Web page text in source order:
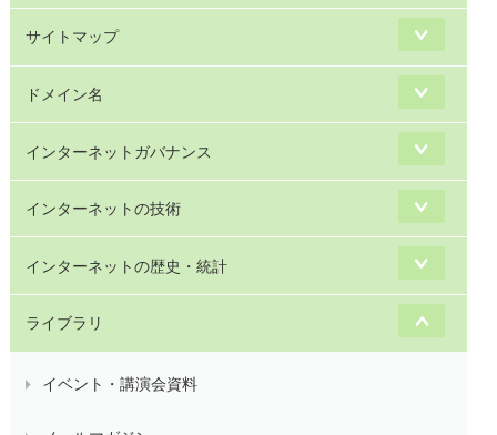
サイトマップ
ドメイン名
インターネットガバナンス
インターネットの技術
インターネットの歴史・統計
ライブラリ
イベント・講演会資料